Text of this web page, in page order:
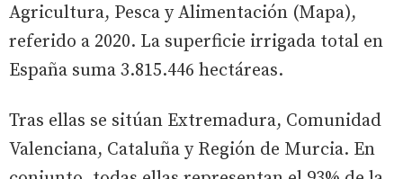
Agricultura, Pesca y Alimentación (Mapa),
referido a 2020. La superficie irrigada total en
España suma 3.815.446 hectáreas.
Tras ellas se sitúan Extremadura, Comunidad
Valenciana, Cataluña y Región de Murcia. En